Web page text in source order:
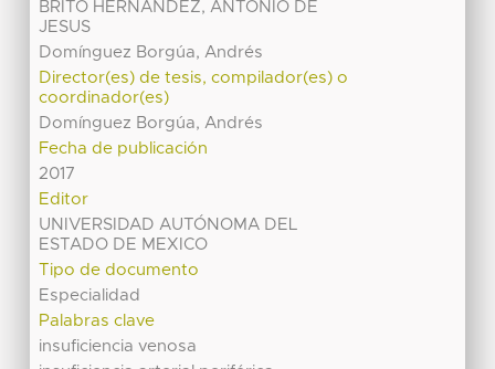
BRITO HERNANDEZ, ANTONIO DE
JESUS
Domínguez Borgúa, Andrés
Director(es) de tesis, compilador(es) o
coordinador(es)
Domínguez Borgúa, Andrés
Fecha de publicación
2017
Editor
UNIVERSIDAD AUTÓNOMA DEL
ESTADO DE MEXICO
Tipo de documento
Especialidad
Palabras clave
insuficiencia venosa